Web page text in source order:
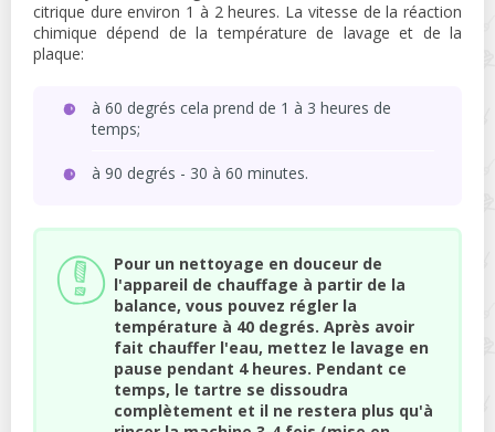
citrique dure environ 1 à 2 heures. La vitesse de la réaction
chimique dépend de la température de lavage et de la
plaque:
à 60 degrés cela prend de 1 à 3 heures de
temps;
à 90 degrés - 30 à 60 minutes.
Pour un nettoyage en douceur de
l'appareil de chauffage à partir de la
balance, vous pouvez régler la
température à 40 degrés. Après avoir
fait chauffer l'eau, mettez le lavage en
pause pendant 4 heures. Pendant ce
temps, le tartre se dissoudra
complètement et il ne restera plus qu'à